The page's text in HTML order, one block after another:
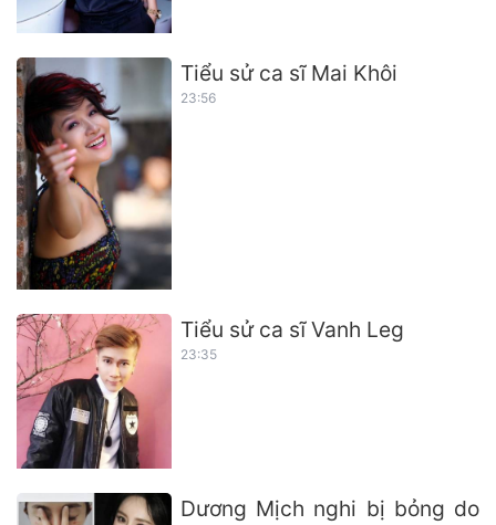
Tiểu sử ca sĩ Mai Khôi
23:56
Tiểu sử ca sĩ Vanh Leg
23:35
Dương Mịch nghi bị bỏng do